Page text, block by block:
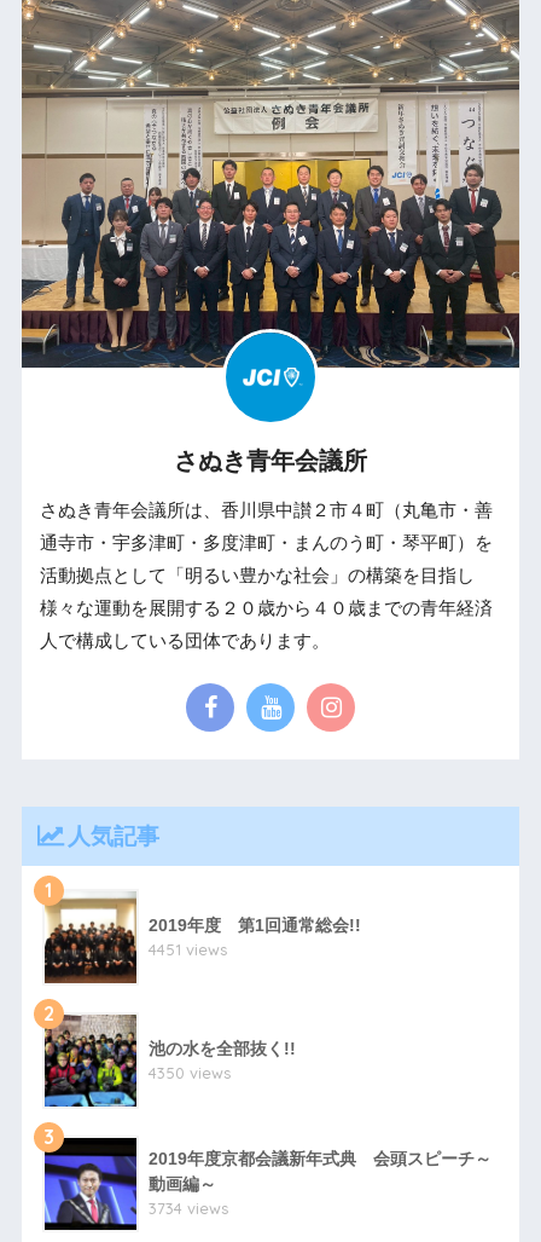
さぬき青年会議所
さぬき青年会議所は、香川県中讃２市４町（丸亀市・善
通寺市・宇多津町・多度津町・まんのう町・琴平町）を
活動拠点として「明るい豊かな社会」の構築を目指し
様々な運動を展開する２０歳から４０歳までの青年経済
人で構成している団体であります。
人気記事
1
2019年度 第1回通常総会!!
4451 views
2
池の水を全部抜く!!
4350 views
3
2019年度京都会議新年式典 会頭スピーチ～
動画編～
3734 views